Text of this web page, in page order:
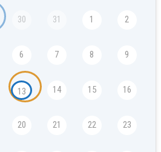
30 31 1 2
6 7 8 9
13 14 15 16
20 21 22 23